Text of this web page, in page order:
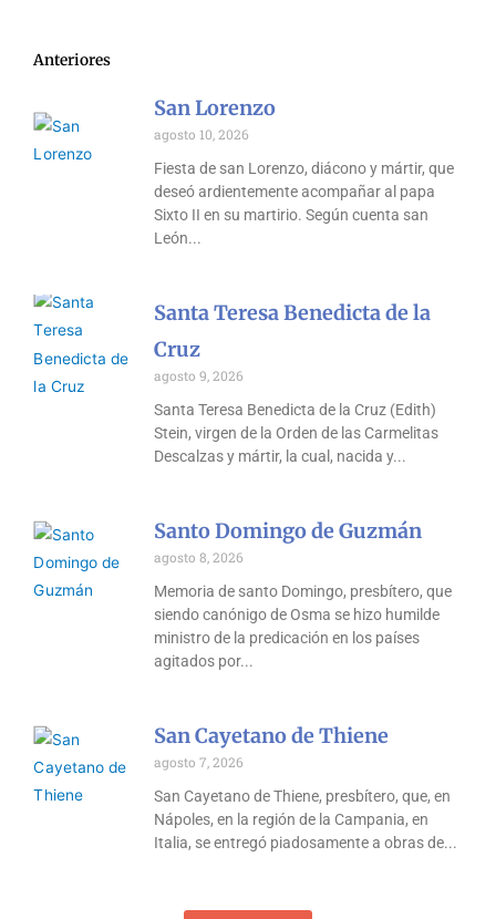
Anteriores
San Lorenzo
agosto 10, 2026
Fiesta de san Lorenzo, diácono y mártir, que
deseó ardientemente acompañar al papa
Sixto II en su martirio. Según cuenta san
León
Santa Teresa Benedicta de la
Cruz
agosto 9, 2026
Santa Teresa Benedicta de la Cruz (Edith)
Stein, virgen de la Orden de las Carmelitas
Descalzas y mártir, la cual, nacida y
Santo Domingo de Guzmán
agosto 8, 2026
Memoria de santo Domingo, presbítero, que
siendo canónigo de Osma se hizo humilde
ministro de la predicación en los países
agitados por
San Cayetano de Thiene
agosto 7, 2026
San Cayetano de Thiene, presbítero, que, en
Nápoles, en la región de la Campania, en
Italia, se entregó piadosamente a obras de